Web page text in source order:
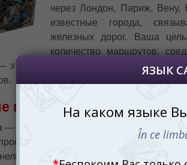
через Лондон, Париж, Вену,
известные города,
железных дорог. Ваша
количество маршрутов,
уникальное приключение, полное
шаги и строительство
это игра, где каждый ход имеет
свои действия наперёд.
и паромные переправы, и всегда